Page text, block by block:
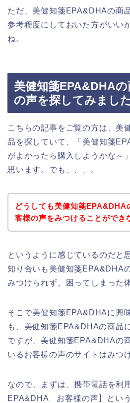
ただ、美健知箋EPA&DHAの商
参考程度にしておいた方がいい
ね。
美健知箋EPA&DHA
の声を探してみました
こちらの記事をご覧の方は、美
品を探していて、「美健知箋
がよかったら購入しようかな～
思います。でも、、、。
どうしても美健知箋EPA&DHA
客様の声をみつけることができ
というように感じているのだと
知り合いも美健知箋EPA&DHA
みつけられず、困ってしまった
そこで美健知箋EPA&DHAに興
も、美健知箋EPA&DHAの商品
ですが、美健知箋EPA&DHAの
いるお客様の声のサイトはみつ
なので、まずは、携帯電話を利
EPA&DHA お客様の声】とい